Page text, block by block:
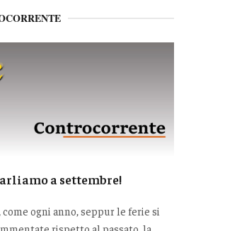
a settembre!
ogni anno, seppur le ferie si